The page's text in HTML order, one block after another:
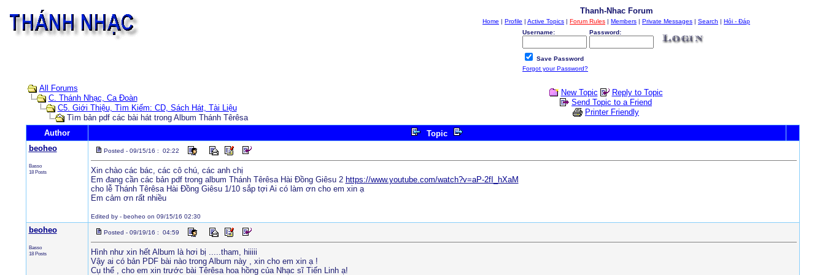
Thanh-Nhac Forum
Home | Profile | Active Topics | Forum Rules | Members | Private Messages | Search | Hỏi - Đáp
Username:
Password:
Save Password
Forgot your Password?
All Forums
C. Thánh Nhạc, Ca Đoàn
C5. Giới Thiệu, Tìm Kiếm: CD, Sách Hát, Tài Liệu
Tìm bản pdf các bài hát trong Album Thánh Têrêsa
New Topic
Reply to Topic
Send Topic to a Friend
Printer Friendly
Author
Topic
beoheo
Basso
18 Posts
Posted - 09/15/16 : 02:22
Xin chào các bác, các cô chú, các anh chị
Em đang cần các bản pdf trong album Thánh Têrêsa Hài Đồng Giêsu 2 https://www.youtube.com/watch?v=aP-2fI_hXaM
cho lễ Thánh Têrêsa Hài Đồng Giêsu 1/10 sắp tợi Ai có làm ơn cho em xin ạ
Em cảm ơn rất nhiều
Edited by - beoheo on 09/15/16 02:30
beoheo
Basso
18 Posts
Posted - 09/19/16 : 04:59
Hình như xin hết Album là hơi bị .....tham, hiiiii
Vậy ai có bản PDF bài nào trong Album này , xin cho em xin ạ !
Cụ thể , cho em xin trước bài Têrêsa hoa hồng của Nhạc sĩ Tiến Linh ạ!